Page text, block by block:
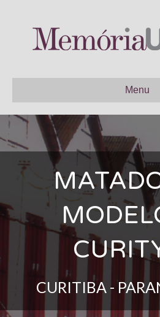
Menu
CURITIBA -